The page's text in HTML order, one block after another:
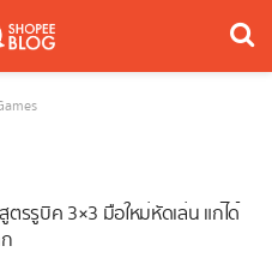
ตรรูบิค 3×3 มือใหม่หัดเล่น แก้ได้